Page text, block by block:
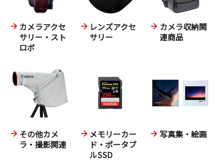
カメラアクセ
サリー・スト
ロボ
レンズアクセ
サリー
カメラ収納関
連商品
その他カメ
ラ・撮影関連
メモリーカー
ド・ポータブ
ルSSD
写真集・絵画